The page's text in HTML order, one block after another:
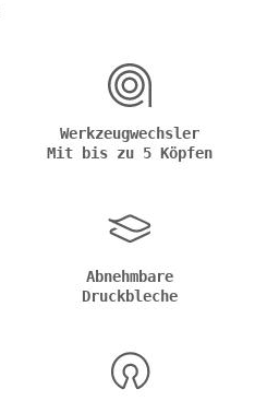
Werkzeugwechsler
Mit bis zu 5 Köpfen
Abnehmbare
Druckbleche